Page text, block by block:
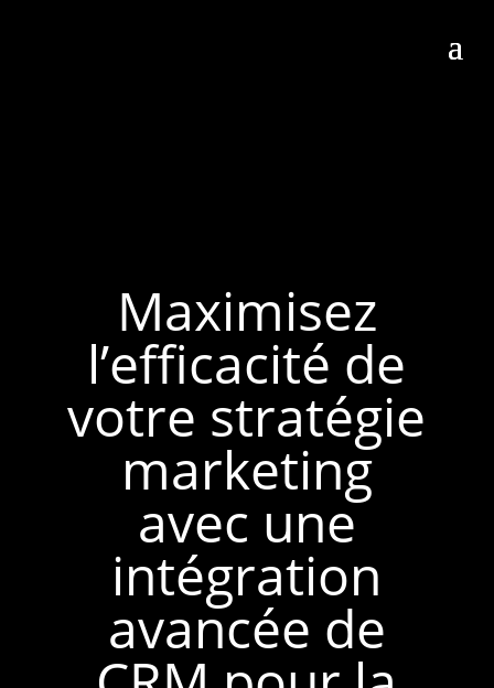
Maximisez
l’efficacité de
votre stratégie
marketing
avec une
intégration
avancée de